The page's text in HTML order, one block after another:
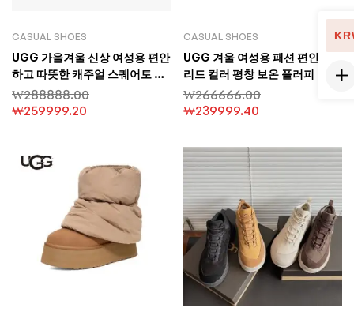
CASUAL SHOES
UGG 가을겨울 신상 여성용 편안
하고 따뜻한 캐주얼 스퀘어토 롤
업 니트 숏컷 첼시 부츠
₩288888.00
₩259999.20
CASUAL SHOES
UGG 겨울 여성용 패션 편안 솔
리드 컬러 평창 보온 플러피 숏 부
츠 슬립온 모피 슈즈
₩266666.00
₩239999.40